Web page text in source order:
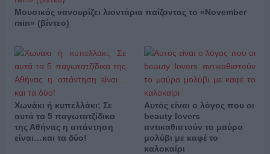
Μουσικός νανουρίζει λιοντάρια παίζοντας το «November
rain» (βίντεο)
Χωνάκι ή κυπελλάκι; Σε
αυτά τα 5 παγωτατζίδικα
της Αθήνας η απάντηση
είναι…και τα δύο!
Αυτός είναι ο λόγος που οι
beauty lovers
αντικαθιστούν το μαύρο
μολύβι με καφέ το
καλοκαίρι